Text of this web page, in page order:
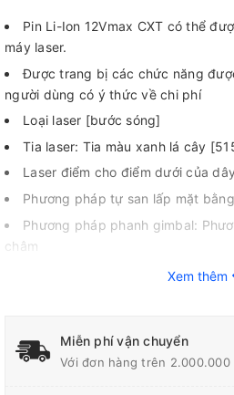
Pin Li-Ion 12Vmax CXT có thể
máy laser.
Được trang bị các chức năng
người dùng có ý thức về chi phí
Loại laser [bước sóng]
Tia laser: Tia màu xanh lá cây
Laser điểm cho điểm dưới của
Phương pháp tự san lấp mặt
Phương pháp phanh gimbal:
châm
SK20GD: 2V1H
Lựa chọn chế độ 2 độ sáng: Eco →
Xem thêm
Miễn phí vận chuyển
Với đơn hàng trên 2.000.000